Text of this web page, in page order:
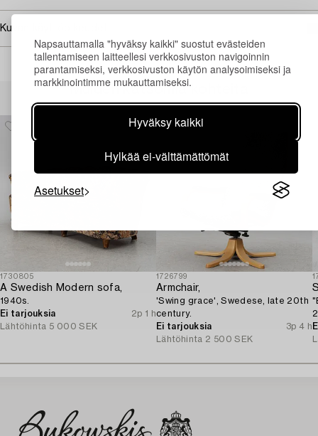
Napsauttamalla "hyväksy kaikki" suostut evästeiden
tallentamiseen laitteellesi verkkosivuston navigoinnin
parantamiseksi, verkkosivuston käytön analysoimiseksi ja
markkinointimme mukauttamiseksi.
Hyväksy kaikki
Hylkää ei-välttämättömät
Asetukset
Kuvan käyttöoikeudet
Muiden katsomia kohteita
1730805
A Swedish Modern sofa,
1940s.
Ei tarjouksia
2p 1 h
Lähtöhinta 5 000 SEK
1726799
Armchair,
'Swing grace', Swedese, late 20th
century.
Ei tarjouksia
3p 4 h
Lähtöhinta 2 500 SEK